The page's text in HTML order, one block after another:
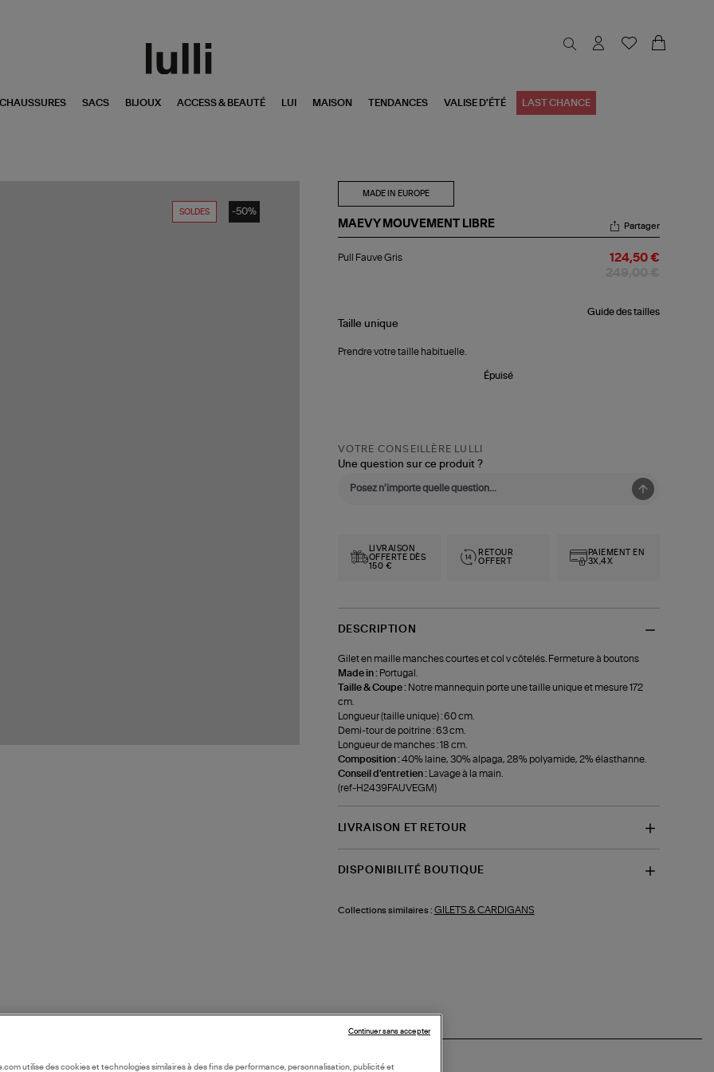
CHAUSSURES SACS BIJOUX ACCESS & BEAUTÉ LUI MAISON TENDANCES VALISE D'ÉTÉ LAST CHANCE
SOLDES -50%
MADE IN EUROPE
MAEVY MOUVEMENT LIBRE
Fauve
Partager
Pull Fauve Gris 124,50 €
Guide des tailles
Taille unique
Prendre votre taille habituelle.
Épuisé
VOTRE CONSEILLÈRE LULLI
Une question sur ce produit ?
LIVRAISON
OFFERTE DÈS
150 €
RETOUR
OFFERT
PAIEMENT EN
3X,4X
DESCRIPTION
Gilet en maille manches courtes et col v côtelés. Fermeture à boutons
Made in : Portugal.
Taille & Coupe : Notre mannequin porte une taille unique et mesure 172
cm.
Longueur (taille unique) : 60 cm.
Demi-tour de poitrine : 63 cm.
Longueur de manches : 18 cm.
Composition :40% laine, 30% alpaga, 28% polyamide, 2% élasthanne.
Conseil d'entretien :
Lavage à la main.
(ref-H2439FAUVEGM)
LIVRAISON ET RETOUR
DISPONIBILITÉ BOUTIQUE
Collections similaires : GILETS & CARDIGANS
utilise des cookies et technologies similaires à des fins de performance, personnalisation, publicité et
Continuer sans accepter